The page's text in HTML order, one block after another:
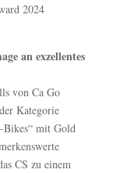
2024
an exzellentes
von Ca Go
Kategorie
Bikes“ mit Gold
CS zu einem